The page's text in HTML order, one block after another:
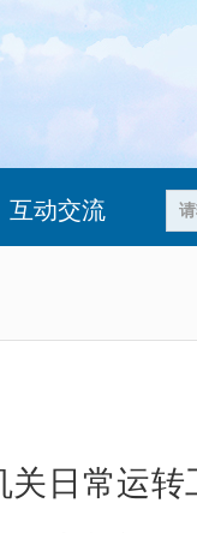
互动交流
关日常运